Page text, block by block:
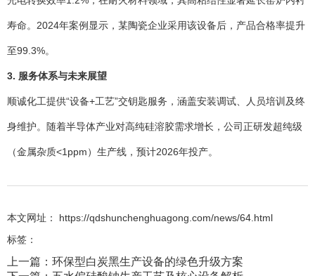
寿命。2024年案例显示，某陶瓷企业采用该设备后，产品合格率提升
至99.3%。
3. 服务体系与未来展望
顺诚化工提供“设备+工艺”交钥匙服务，涵盖安装调试、人员培训及终
身维护。随着半导体产业对高纯硅溶胶需求增长，公司正研发超纯级
（金属杂质<1ppm）生产线，预计2026年投产。
本文网址： https://qdshunchenghuagong.com/news/64.html
标签：
上一篇： 环保型白炭黑生产设备的绿色升级方案